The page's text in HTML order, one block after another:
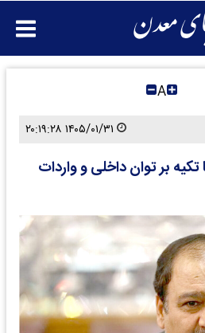
A
بر توان داخلی و واردات